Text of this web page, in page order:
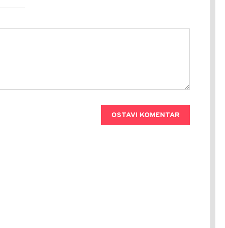
OSTAVI KOMENTAR